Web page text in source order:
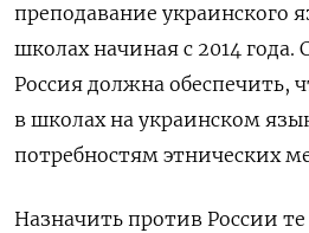
преподавание украинского
школах начиная с 2014 года.
Россия должна обеспечить,
в школах на украинском
потребностям этнических
Назначить против России